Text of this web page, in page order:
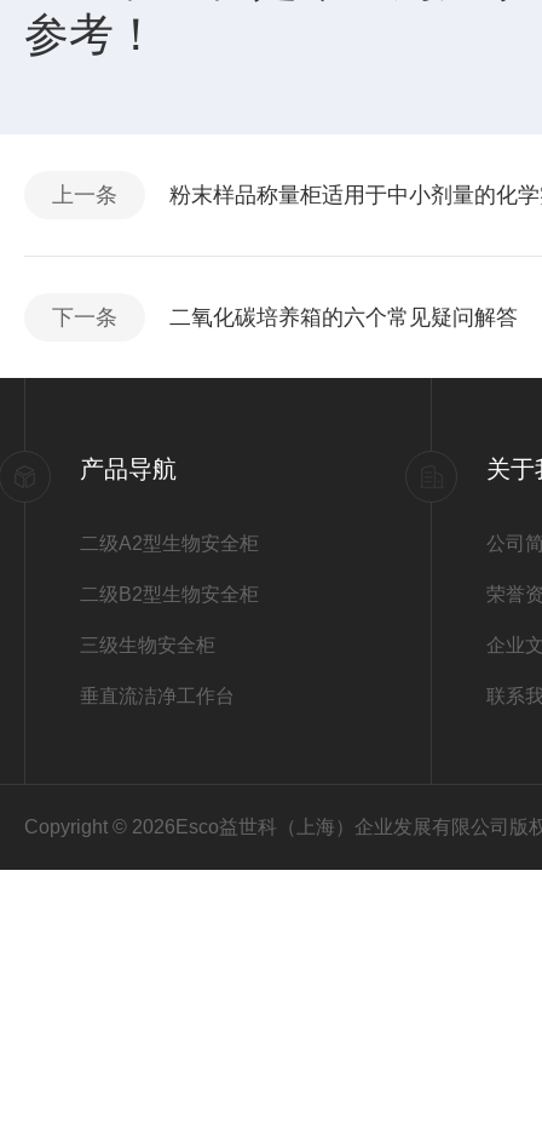
参考！
上一条 粉末样品称量柜适用于中小剂量的化
下一条 二氧化碳培养箱的六个常见疑问解答
产品导航
二级A2型生物安全柜
二级B2型生物安全柜
三级生物安全柜
垂直流洁净工作台
关于
公司
荣誉
企业
联系
Copyright © 2026Esco益世科（上海）企业发展有限公司